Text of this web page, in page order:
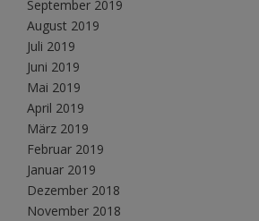
September 2019
August 2019
Juli 2019
Juni 2019
Mai 2019
April 2019
März 2019
Februar 2019
Januar 2019
Dezember 2018
November 2018